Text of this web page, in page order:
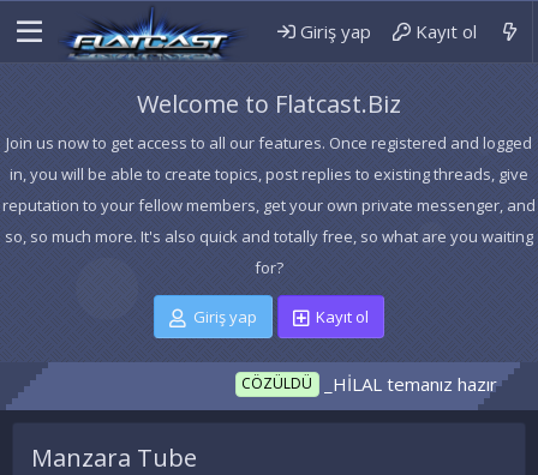
Giriş yap Kayıt ol
Welcome to Flatcast.Biz
Join us now to get access to all our features. Once registered and logged
in, you will be able to create topics, post replies to existing threads, give
reputation to your fellow members, get your own private messenger, and
so, so much more. It's also quick and totally free, so what are you waiting
for?
Giriş yap Kayıt ol
CÖZÜLDÜ _HİLAL temanız hazır
Manzara Tube